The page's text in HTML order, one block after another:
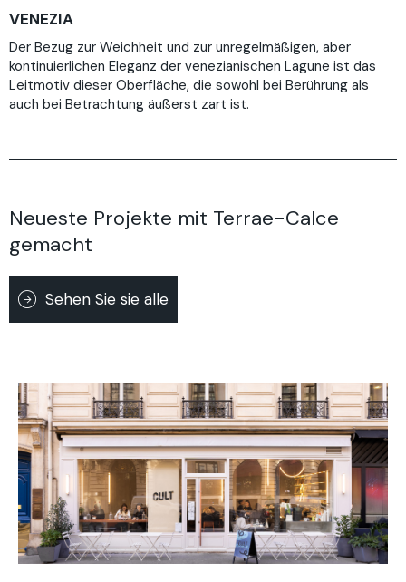
VENEZIA
Der Bezug zur Weichheit und zur unregelmäßigen, aber
kontinuierlichen Eleganz der venezianischen Lagune ist das
Leitmotiv dieser Oberfläche, die sowohl bei Berührung als
auch bei Betrachtung äußerst zart ist.
Neueste Projekte mit Terrae-Calce
gemacht
Sehen Sie sie alle